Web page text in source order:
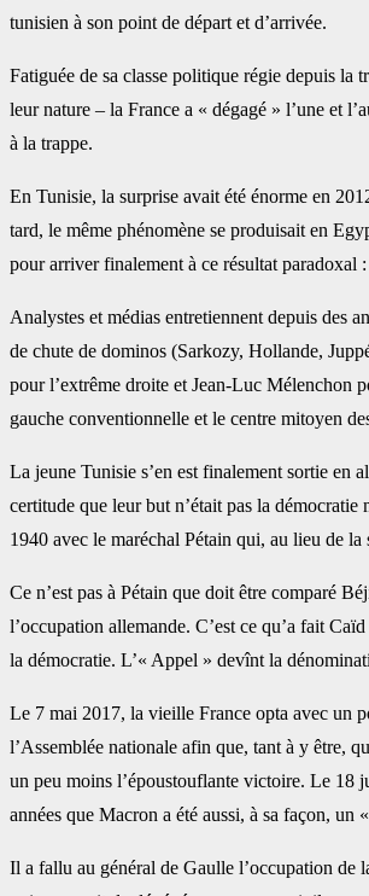
tunisien à son point de départ et d’arrivée.
Fatiguée de sa classe politique régie depuis la
leur nature – la France a « dégagé » l’une et
à la trappe.
En Tunisie, la surprise avait été énorme en
tard, le même phénomène se produisait en
pour arriver finalement à ce résultat paradoxal
Analystes et médias entretiennent depuis des
de chute de dominos (Sarkozy, Hollande,
pour l’extrême droite et Jean-Luc Mélenchon
gauche conventionnelle et le centre mitoyen
La jeune Tunisie s’en est finalement sortie en
certitude que leur but n’était pas la
1940 avec le maréchal Pétain qui, au lieu de
Ce n’est pas à Pétain que doit être comparé
l’occupation allemande. C’est ce qu’a fait
la démocratie. L’« Appel » devînt la
Le 7 mai 2017, la vieille France opta avec un
l’Assemblée nationale afin que, tant à y être,
un peu moins l’époustouflante victoire. Le 18
années que Macron a été aussi, à sa façon,
Il a fallu au général de Gaulle l’occupation de